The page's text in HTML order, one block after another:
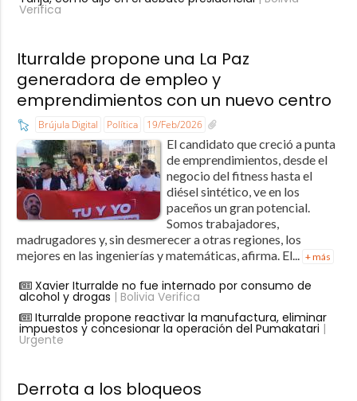
Verifica
Iturralde propone una La Paz
generadora de empleo y
emprendimientos con un nuevo centro
Brújula Digital Política 19/Feb/2026
El candidato que creció a punta
de emprendimientos, desde el
negocio del fitness hasta el
diésel sintético, ve en los
paceños un gran potencial.
Somos trabajadores,
madrugadores y, sin desmerecer a otras regiones, los
mejores en las ingenierías y matemáticas, afirma. El...
+ más
Xavier Iturralde no fue internado por consumo de
alcohol y drogas | Bolivia Verifica
Iturralde propone reactivar la manufactura, eliminar
impuestos y concesionar la operación del Pumakatari |
Urgente
Derrota a los bloqueos